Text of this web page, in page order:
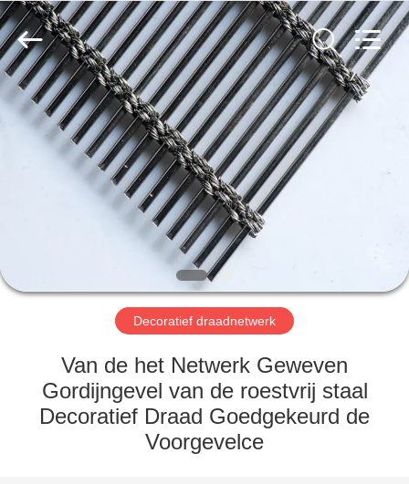
HUIS
PRODUCTEN
ONGEVEER
FABRIEKSREIS
KWALITEITSCONTROLE
CONTACTEER
Anping
Yuntong
Metal
Wire
Mesh
Co.,Ltd.
All
Rights
Reserved.
Decoratief draadnetwerk
Van de het Netwerk Geweven
Gordijngevel van de roestvrij staal
Decoratief Draad Goedgekeurd de
Voorgevelce